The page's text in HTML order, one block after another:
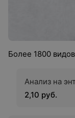
Более 1800
Анализ на
2,10 руб.